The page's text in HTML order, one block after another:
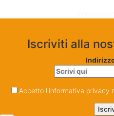
Iscriviti alla
Accetto l'informativa privacy